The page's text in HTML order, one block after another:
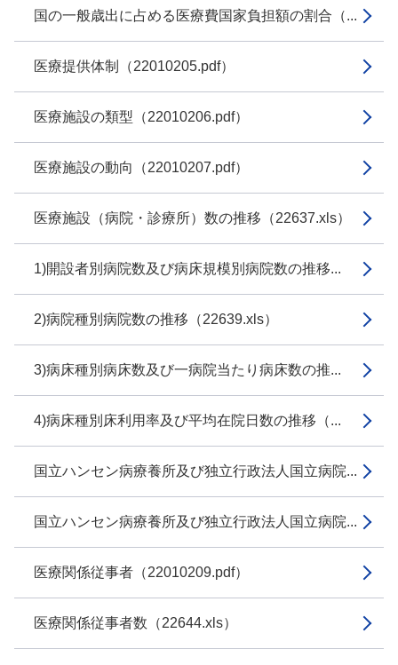
国の一般歳出に占める医療費国家負担額の割合（...
医療提供体制（22010205.pdf）
医療施設の類型（22010206.pdf）
医療施設の動向（22010207.pdf）
医療施設（病院・診療所）数の推移（22637.xls）
1)開設者別病院数及び病床規模別病院数の推移...
2)病院種別病院数の推移（22639.xls）
3)病床種別病床数及び一病院当たり病床数の推...
4)病床種別床利用率及び平均在院日数の推移（...
国立ハンセン病療養所及び独立行政法人国立病院...
国立ハンセン病療養所及び独立行政法人国立病院...
医療関係従事者（22010209.pdf）
医療関係従事者数（22644.xls）